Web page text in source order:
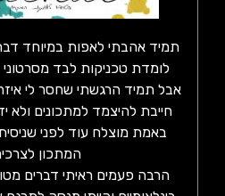
תמיד אהבתי לאפות במיוחד
לומדת טכניקות לבד מסרטוני
אבל תמיד הרגשתי שחסר לי
חייבת להיצמד למתכונים ולא
באמת מוצלח עוד לפני
המתכון
הרבה פעמים ראיתי דברים